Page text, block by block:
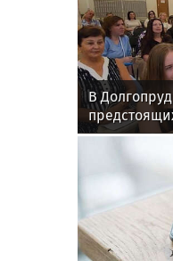
В